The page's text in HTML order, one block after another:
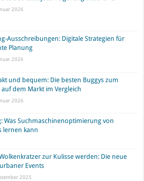
2026
Ausschreibungen: Digitale Strategien für
Planung
2026
und bequem: Die besten Buggys zum
auf dem Markt im Vergleich
2026
Was Suchmaschinenoptimierung von
lernen kann
zur Kulisse werden: Die neue
Events
2025